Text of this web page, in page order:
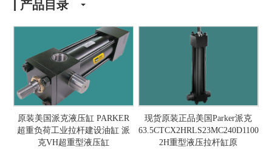
产品目录
原装美国派克液压缸 PARKER
超重负荷工业拉杆建设油缸 派
克VH超重型液压缸
现货原装正品美国Parker派克
63.5CTCX2HRLS23MC240D1100
2H重型液压拉杆缸原